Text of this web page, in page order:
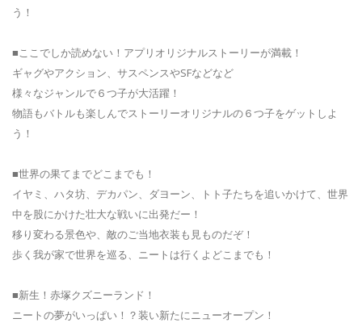
う！
■ここでしか読めない！アプリオリジナルストーリーが満載！
ギャグやアクション、サスペンスやSFなどなど
様々なジャンルで６つ子が大活躍！
物語もバトルも楽しんでストーリーオリジナルの６つ子をゲットしよ
う！
■世界の果てまでどこまでも！
イヤミ、ハタ坊、デカパン、ダヨーン、トト子たちを追いかけて、世界
中を股にかけた壮大な戦いに出発だー！
移り変わる景色や、敵のご当地衣装も見ものだぞ！
歩く我が家で世界を巡る、ニートは行くよどこまでも！
■新生！赤塚クズニーランド！
ニートの夢がいっぱい！？装い新たにニューオープン！